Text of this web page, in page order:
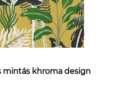
khroma design